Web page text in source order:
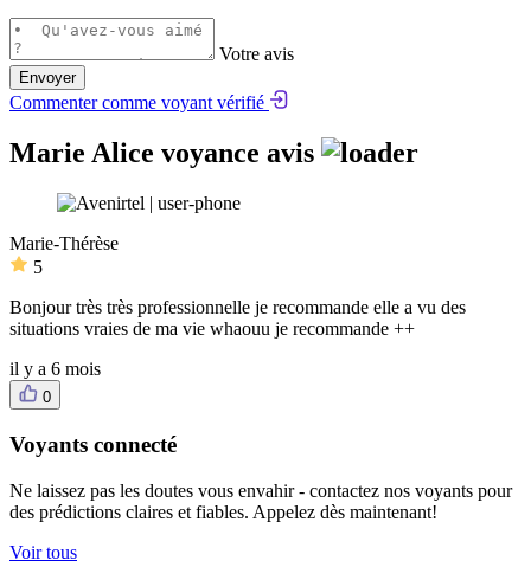
Votre avis
Envoyer
Commenter comme voyant vérifié
Marie Alice voyance avis
Marie-Thérèse
5
Bonjour très très professionnelle je recommande elle a vu des
situations vraies de ma vie whaouu je recommande ++
il y a 6 mois
0
Voyants connecté
Ne laissez pas les doutes vous envahir - contactez nos voyants pour
des prédictions claires et fiables. Appelez dès maintenant!
Voir tous